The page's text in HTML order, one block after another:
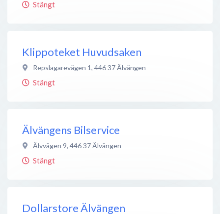
Stängt
Klippoteket Huvudsaken
Repslagarevägen 1, 446 37Älvängen
Stängt
Älvängens Bilservice
Älvvägen 9, 446 37Älvängen
Stängt
Dollarstore Älvängen